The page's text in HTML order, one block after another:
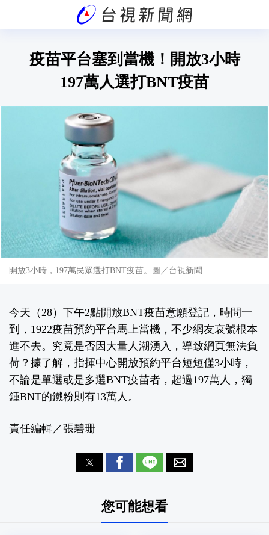
疫苗平台塞到當機！開放3小時
197萬人選打BNT疫苗
開放3小時，197萬民眾選打BNT疫苗。圖／台視新聞
今天（28）下午2點開放BNT疫苗意願登記，時間一
到，1922疫苗預約平台馬上當機，不少網友哀號根本
進不去。究竟是否因大量人潮湧入，導致網頁無法負
荷？據了解，指揮中心開放預約平台短短僅3小時，
不論是單選或是多選BNT疫苗者，超過197萬人，獨
鍾BNT的鐵粉則有13萬人。
責任編輯／張碧珊
您可能想看